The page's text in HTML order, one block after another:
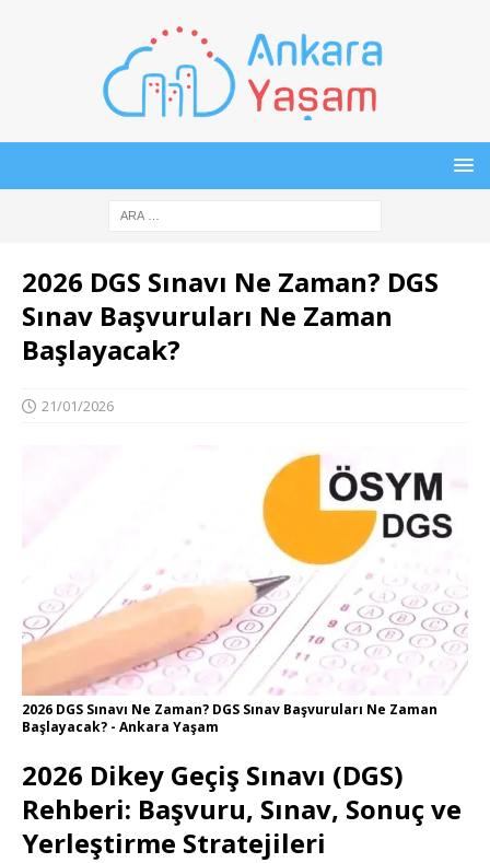
2026 DGS Sınavı Ne Zaman? DGS
Sınav Başvuruları Ne Zaman
Başlayacak?
21/01/2026
2026 DGS Sınavı Ne Zaman? DGS Sınav Başvuruları Ne Zaman
Başlayacak? - Ankara Yaşam
2026 Dikey Geçiş Sınavı (DGS)
Rehberi: Başvuru, Sınav, Sonuç ve
Yerleştirme Stratejileri